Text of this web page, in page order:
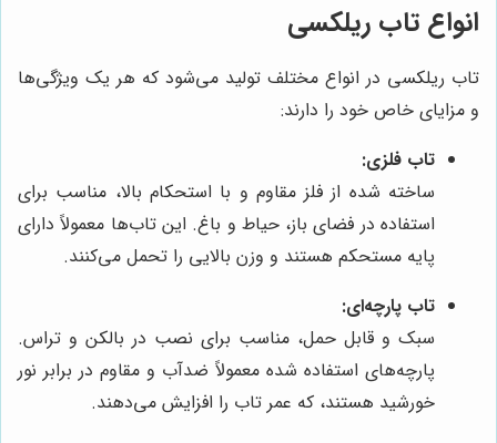
انواع تاب ریلکسی
تاب ریلکسی در انواع مختلف تولید می‌شود که هر یک ویژگی‌ها
و مزایای خاص خود را دارند:
تاب فلزی:
ساخته شده از فلز مقاوم و با استحکام بالا، مناسب برای
استفاده در فضای باز، حیاط و باغ. این تاب‌ها معمولاً دارای
پایه مستحکم هستند و وزن بالایی را تحمل می‌کنند.
تاب پارچه‌ای:
سبک و قابل حمل، مناسب برای نصب در بالکن و تراس.
پارچه‌های استفاده شده معمولاً ضدآب و مقاوم در برابر نور
خورشید هستند، که عمر تاب را افزایش می‌دهند.